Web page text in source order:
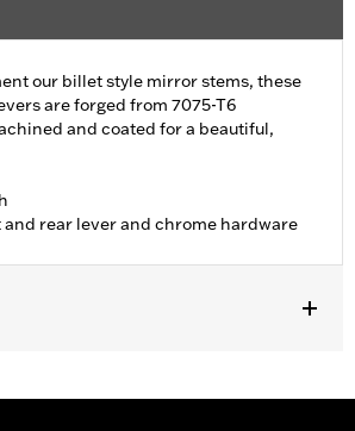
our billet style mirror stems, these
are forged from 7075-T6
and coated for a beautiful,
and rear lever and chrome hardware